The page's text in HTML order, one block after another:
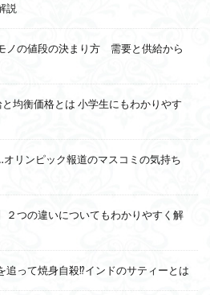
説
ノの値段の決まり方 需要と供給から
と均衡価格とは 小学生にもわかりやす
オリンピック報道のマスコミの気持ち
２つの違いについてもわかりやすく解
追って焼身自殺⁉インドのサティーとは